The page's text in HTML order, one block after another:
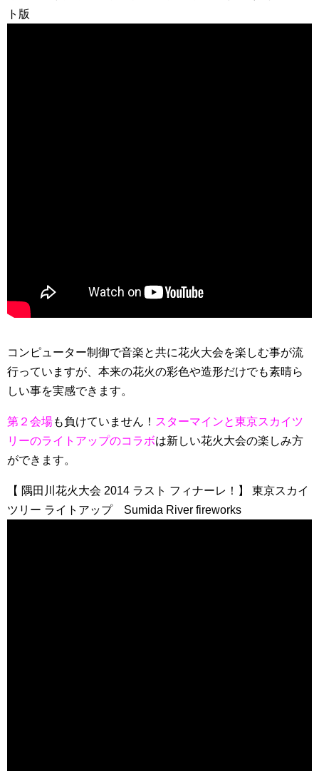
ト版
コンピューター制御で音楽と共に花火大会を楽しむ事が流
行っていますが、本来の花火の彩色や造形だけでも素晴ら
しい事を実感できます。
第２会場も負けていません！ スターマインと東京スカイツ
リーのライトアップのコラボは新しい花火大会の楽しみ方
ができます。
【 隅田川花火大会 2014 ラスト フィナーレ！】 東京スカイ
ツリー ライトアップ Sumida River fireworks